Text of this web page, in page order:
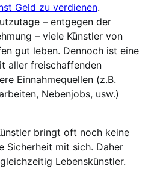
Geld zu verdienen.
– entgegen der
– viele Künstler von
gut leben. Dennoch ist eine
aller freischaffenden
Einnahmequellen (z.B.
Nebenjobs, usw.)
bringt oft noch keine
Sicherheit mit sich. Daher
Lebenskünstler.